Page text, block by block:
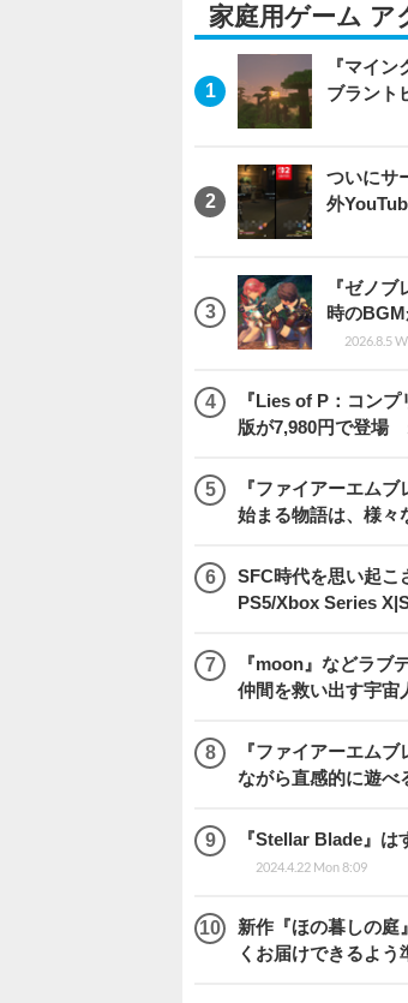
家庭用ゲーム
『マイ
ブラント
ついにサ
外
『ゼノ
時の
2026.8.5
『Lies of P：コン
版が7,980円で登場
『ファイアーエム
始まる物語は、様々
SFC時代を思い起こ
PS5/Xbox Series
『moon』などラブ
仲間を救い出す宇宙
『ファイアーエム
ながら直感的に遊べ
『Stellar Blade』
2024.4.22 Mon 8:09
新作『ほの暮しの庭
くお届けできるよう